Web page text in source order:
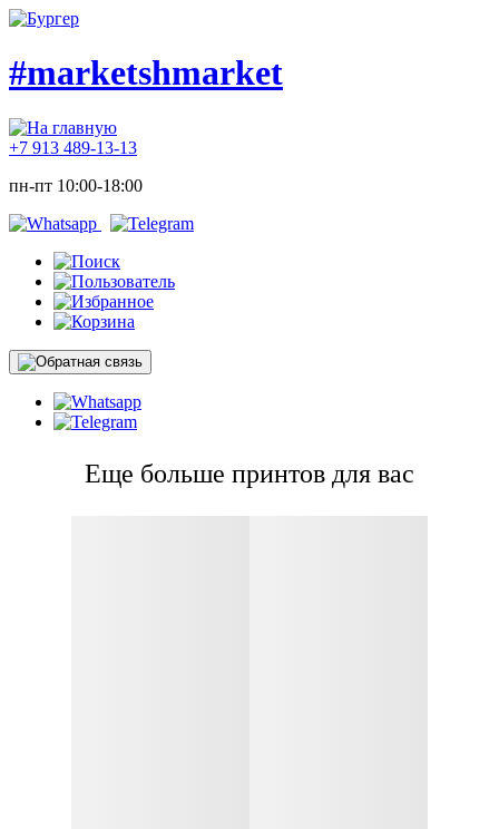
#marketshmarket
+7 913 489-13-13
пн-пт 10:00-18:00
Еще больше принтов для вас